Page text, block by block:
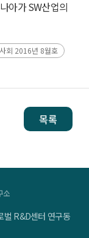
아가 SW산업의
회 2016년 8월호
목록
벌 R&D센터 연구동